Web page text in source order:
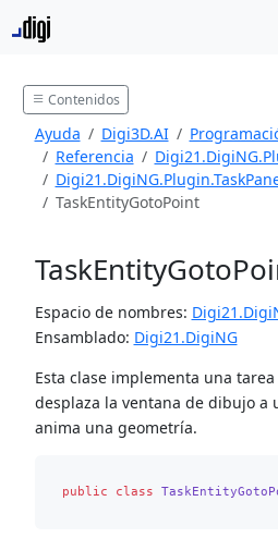
Contenidos
Ayuda Digi3D.AI
Referencia
TaskEntityGotoPoint
Espacio de nombres:
Ensamblado: Digi21.DigiNG
Esta clase implementa una
desplaza la ventana de dibujo a
anima una geometría.
public class